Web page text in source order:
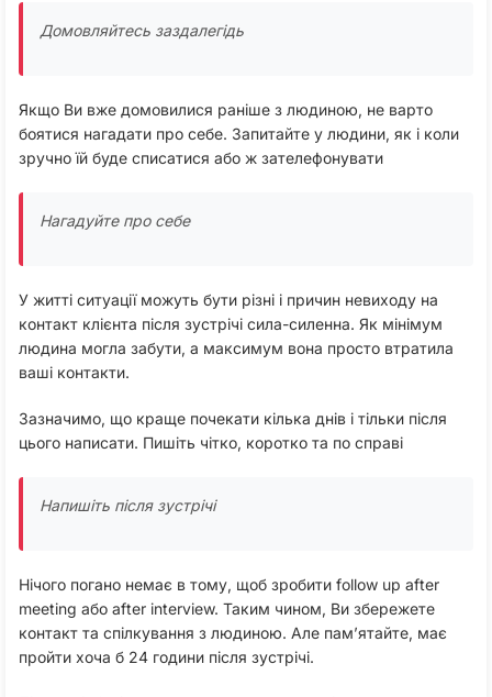
Домовляйтесь заздалегідь
Якщо Ви вже домовилися раніше з людиною, не варто
боятися нагадати про себе. Запитайте у людини, як і коли
зручно їй буде списатися або ж зателефонувати
Нагадуйте про себе
У житті ситуації можуть бути різні і причин невиходу на
контакт клієнта після зустрічі сила-силенна. Як мінімум
людина могла забути, а максимум вона просто втратила
ваші контакти.
Зазначимо, що краще почекати кілька днів і тільки після
цього написати. Пишіть чітко, коротко та по справі
Напишіть після зустрічі
Нічого погано немає в тому, щоб зробити follow up after
meeting або after interview. Таким чином, Ви збережете
контакт та спілкування з людиною. Але пам’ятайте, має
пройти хоча б 24 години після зустрічі.